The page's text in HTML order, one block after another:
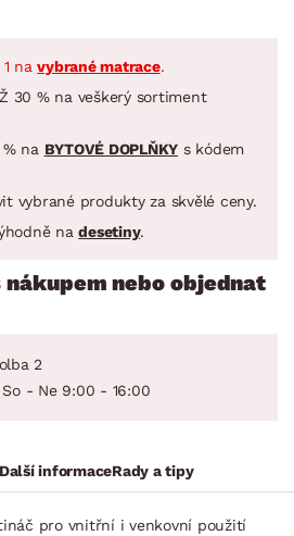
1 navybrané matrace.
30 % na veškerý sortiment
na BYTOVÉ DOPLŇKY s kódem
vybrané produkty za skvělé ceny.
nadesetiny.
nebo objednat
2
- Ne 9:00 - 16:00
Další informaceRady a tipy
pro vnitřní i venkovní použití